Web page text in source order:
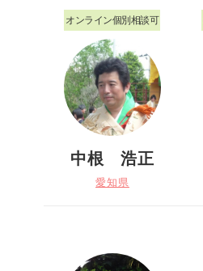
オンライン個別相談可
中根 浩正
愛知県